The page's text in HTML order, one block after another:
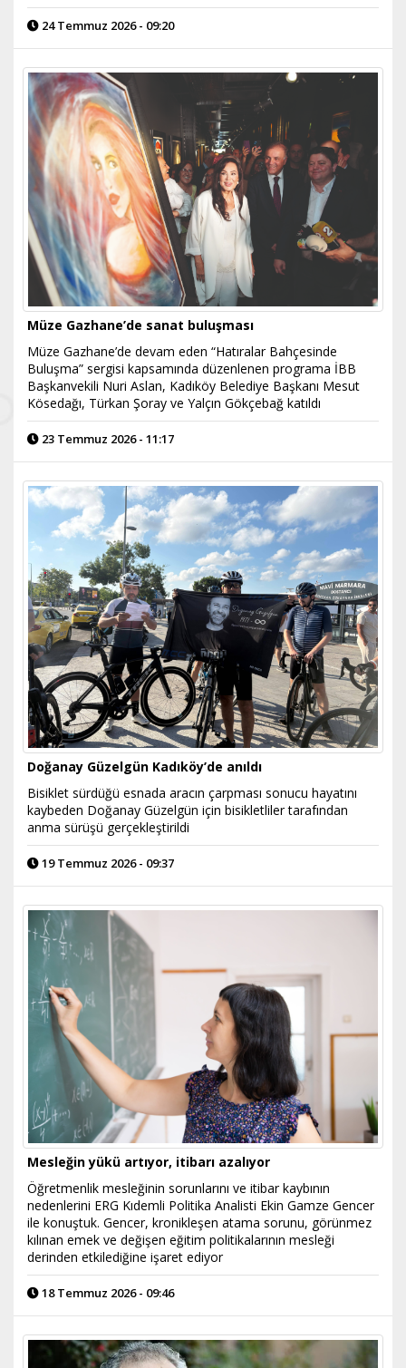
24 Temmuz 2026 - 09:20
Müze Gazhane’de sanat buluşması
Müze Gazhane’de devam eden “Hatıralar Bahçesinde
Buluşma” sergisi kapsamında düzenlenen programa İBB
Başkanvekili Nuri Aslan, Kadıköy Belediye Başkanı Mesut
Kösedağı, Türkan Şoray ve Yalçın Gökçebağ katıldı
23 Temmuz 2026 - 11:17
Doğanay Güzelgün Kadıköy’de anıldı
Bisiklet sürdüğü esnada aracın çarpması sonucu hayatını
kaybeden Doğanay Güzelgün için bisikletliler tarafından
anma sürüşü gerçekleştirildi
19 Temmuz 2026 - 09:37
Mesleğin yükü artıyor, itibarı azalıyor
Öğretmenlik mesleğinin sorunlarını ve itibar kaybının
nedenlerini ERG Kıdemli Politika Analisti Ekin Gamze Gencer
ile konuştuk. Gencer, kronikleşen atama sorunu, görünmez
kılınan emek ve değişen eğitim politikalarının mesleği
derinden etkilediğine işaret ediyor
18 Temmuz 2026 - 09:46